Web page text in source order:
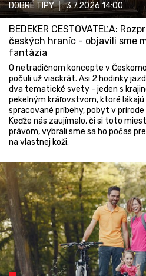
DOBRÉ TIPY 3.7.202614:00
BEDEKER CESTOVATEĽA:
českých hraníc - objavili sme
fantázia
O netradičnom koncepte v
počuli už viackrát. Asi 2 hodinky
dva tematické svety - jeden s
pekelným kráľovstvom, ktoré
spracované príbehy, pobyt v
Keďže nás zaujímalo, či si toto
právom, vybrali sme sa ho počas
na vlastnej koži.